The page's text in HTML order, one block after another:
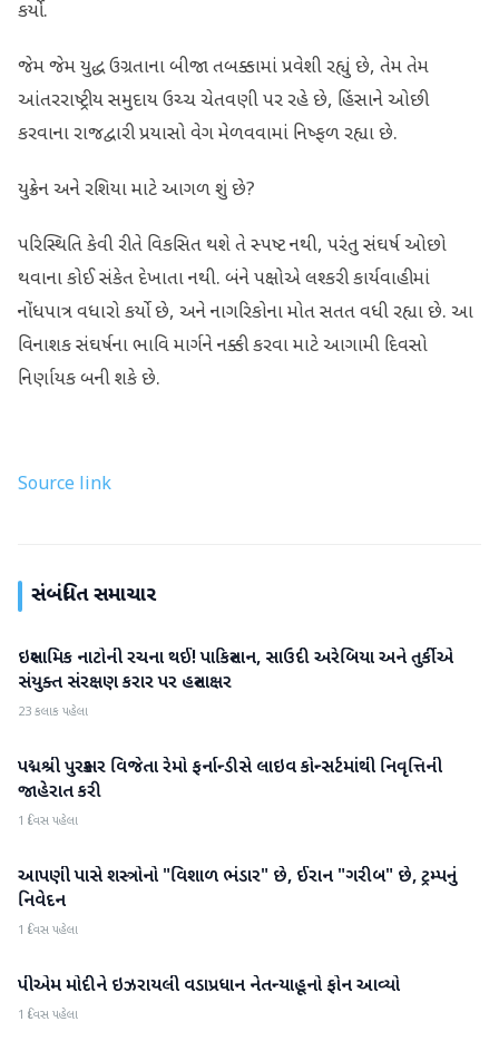
કર્યો.
જેમ જેમ યુદ્ધ ઉગ્રતાના બીજા તબક્કામાં પ્રવેશી રહ્યું છે, તેમ તેમ
આંતરરાષ્ટ્રીય સમુદાય ઉચ્ચ ચેતવણી પર રહે છે, હિંસાને ઓછી
કરવાના રાજદ્વારી પ્રયાસો વેગ મેળવવામાં નિષ્ફળ રહ્યા છે.
યુક્રેન અને રશિયા માટે આગળ શું છે?
પરિસ્થિતિ કેવી રીતે વિકસિત થશે તે સ્પષ્ટ નથી, પરંતુ સંઘર્ષ ઓછો
થવાના કોઈ સંકેત દેખાતા નથી. બંને પક્ષોએ લશ્કરી કાર્યવાહીમાં
નોંધપાત્ર વધારો કર્યો છે, અને નાગરિકોના મોત સતત વધી રહ્યા છે. આ
વિનાશક સંઘર્ષના ભાવિ માર્ગને નક્કી કરવા માટે આગામી દિવસો
નિર્ણાયક બની શકે છે.
Source link
સંબંધિત સમાચાર
આંતરરાષ્ટ્રીય
ઇસ્લામિક નાટોની રચના થઈ! પાકિસ્તાન, સાઉદી અરેબિયા અને તુર્કીએ
સંયુક્ત સંરક્ષણ કરાર પર હસ્તાક્ષર
23 કલાક પહેલા
આંતરરાષ્ટ્રીય
પદ્મશ્રી પુરસ્કાર વિજેતા રેમો ફર્નાન્ડીસે લાઇવ કોન્સર્ટમાંથી નિવૃત્તિની
જાહેરાત કરી
1 દિવસ પહેલા
આંતરરાષ્ટ્રીય
આપણી પાસે શસ્ત્રોનો "વિશાળ ભંડાર" છે, ઈરાન "ગરીબ" છે, ટ્રમ્પનું
નિવેદન
1 દિવસ પહેલા
આંતરરાષ્ટ્રીય
પીએમ મોદીને ઇઝરાયલી વડાપ્રધાન નેતન્યાહૂનો ફોન આવ્યો
1 દિવસ પહેલા